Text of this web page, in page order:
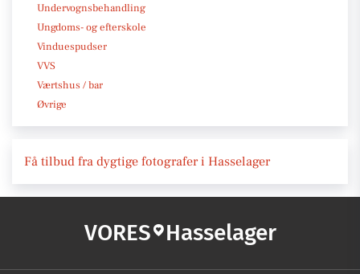
Undervognsbehandling
Ungdoms- og efterskole
Vinduespudser
VVS
Værtshus / bar
Øvrige
Få tilbud fra dygtige fotografer i Hasselager
VORES Hasselager